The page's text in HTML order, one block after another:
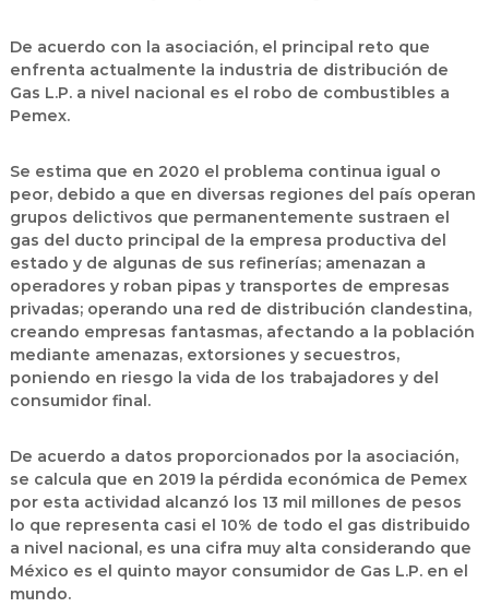
De acuerdo con la asociación, el principal reto que
enfrenta actualmente la industria de distribución de
Gas L.P. a nivel nacional es el robo de combustibles a
Pemex.
Se estima que en 2020 el problema continua igual o
peor, debido a que en diversas regiones del país operan
grupos delictivos que permanentemente sustraen el
gas del ducto principal de la empresa productiva del
estado y de algunas de sus refinerías; amenazan a
operadores y roban pipas y transportes de empresas
privadas; operando una red de distribución clandestina,
creando empresas fantasmas, afectando a la población
mediante amenazas, extorsiones y secuestros,
poniendo en riesgo la vida de los trabajadores y del
consumidor final.
De acuerdo a datos proporcionados por la asociación,
se calcula que en 2019 la pérdida económica de Pemex
por esta actividad alcanzó los 13 mil millones de pesos
lo que representa casi el 10% de todo el gas distribuido
a nivel nacional, es una cifra muy alta considerando que
México es el quinto mayor consumidor de Gas L.P. en el
mundo.